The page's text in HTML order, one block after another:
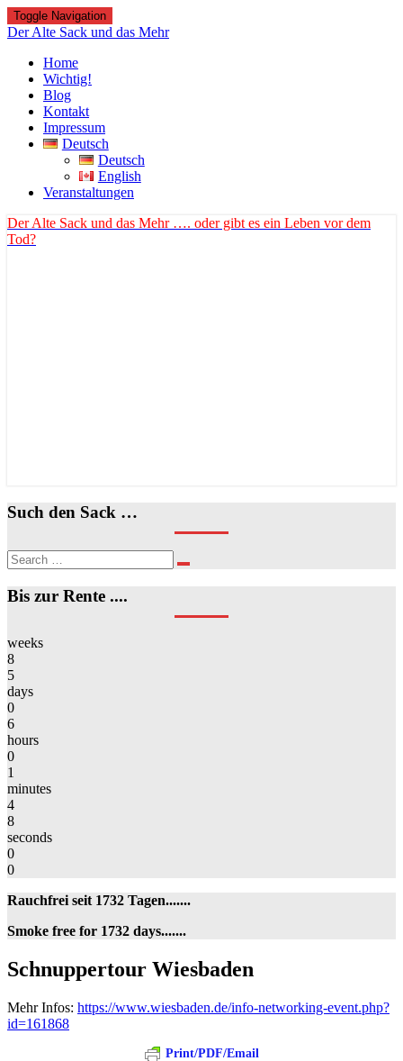
Toggle Navigation
Der Alte Sack und das Mehr
Home
Wichtig!
Blog
Kontakt
Impressum
Deutsch
Deutsch
English
Veranstaltungen
Der Alte Sack und das Mehr …. oder gibt es ein Leben vor dem
Tod?
Such den Sack …
Search
for:
Search
Bis zur Rente ....
weeks
8
5
days
0
6
hours
0
1
minutes
4
8
seconds
0
0
Rauchfrei seit 1732 Tagen.......
Smoke free for 1732 days.......
Schnuppertour
Wiesbaden
Schnuppertour Wiesbaden
Mehr Infos: https://www.wiesbaden.de/info-networking-event.php?
id=161868
Print/PDF/Email